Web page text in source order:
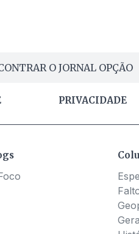
O JORNAL OPÇÃO
PRIVACIDADE